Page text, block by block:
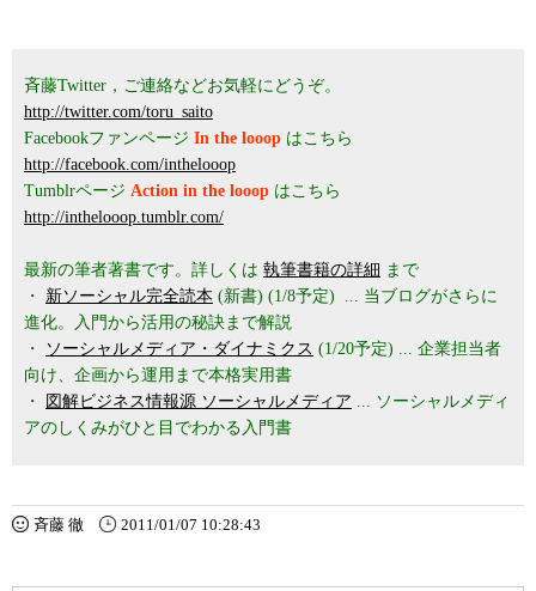
斉藤Twitter，ご連絡などお気軽にどうぞ。
http://twitter.com/toru_saito
Facebookファンページ In the looop はこちら
http://facebook.com/inthelooop
Tumblrページ Action in the looop はこちら
http://inthelooop.tumblr.com/
最新の筆者著書です。詳しくは 執筆書籍の詳細 まで
・ 新ソーシャル完全読本 (新書) (1/8予定) ... 当ブログがさらに
進化。入門から活用の秘訣まで解説
・
ソーシャルメディア・ダイナミクス (1/20予定) ... 企業担当者
向け、企画から運用まで本格実用書
・
図解ビジネス情報源 ソーシャルメディア ... ソーシャルメディ
アのしくみがひと目でわかる入門書
斉藤 徹 2011/01/07 10:28:43